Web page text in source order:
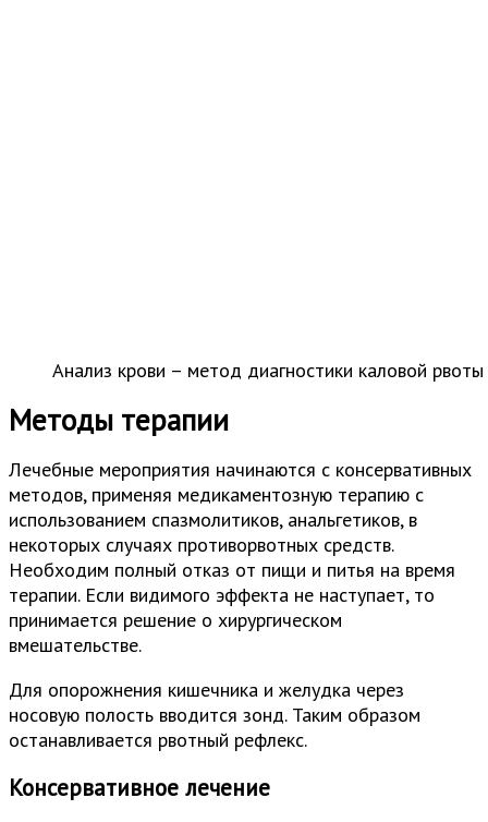
Анализ крови – метод диагностики каловой рвоты
Методы терапии
Лечебные мероприятия начинаются с консервативных
методов, применяя медикаментозную терапию с
использованием спазмолитиков, анальгетиков, в
некоторых случаях противорвотных средств.
Необходим полный отказ от пищи и питья на время
терапии. Если видимого эффекта не наступает, то
принимается решение о хирургическом
вмешательстве.
Для опорожнения кишечника и желудка через
носовую полость вводится зонд. Таким образом
останавливается рвотный рефлекс.
Консервативное лечение